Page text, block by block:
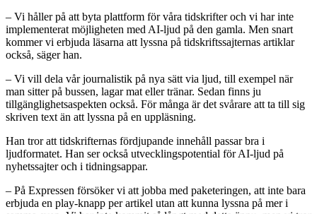
– Vi håller på att byta plattform för våra tidskrifter och vi har inte
implementerat möjligheten med AI-ljud på den gamla. Men snart
kommer vi erbjuda läsarna att lyssna på tidskriftssajternas artiklar
också, säger han.
– Vi vill dela vår journalistik på nya sätt via ljud, till exempel när
man sitter på bussen, lagar mat eller tränar. Sedan finns ju
tillgänglighetsaspekten också. För många är det svårare att ta till sig
skriven text än att lyssna på en uppläsning.
Han tror att tidskrifternas fördjupande innehåll passar bra i
ljudformatet. Han ser också utvecklingspotential för AI-ljud på
nyhetssajter och i tidningsappar.
– På Expressen försöker vi att jobba med paketeringen, att inte bara
erbjuda en play-knapp per artikel utan att kunna lyssna på mer i